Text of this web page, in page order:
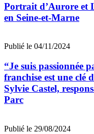
Portrait d’Aurore et
en Seine-et-Marne
Publié le 04/11/2024
“Je suis passionnée
franchise est une clé
Sylvie Castel,
Parc
Publié le 29/08/2024